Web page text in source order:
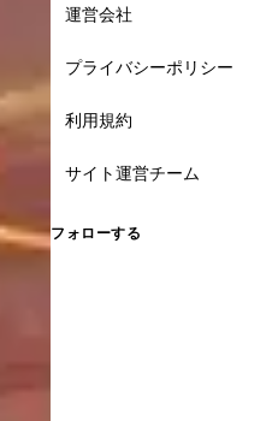
運営会社
プライバシーポリシー
利用規約
サイト運営チーム
フォローする